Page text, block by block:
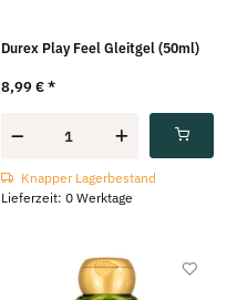
Durex Play Feel Gleitgel (50ml)
8,99 €*
Knapper Lagerbestand
Lieferzeit: 0 Werktage